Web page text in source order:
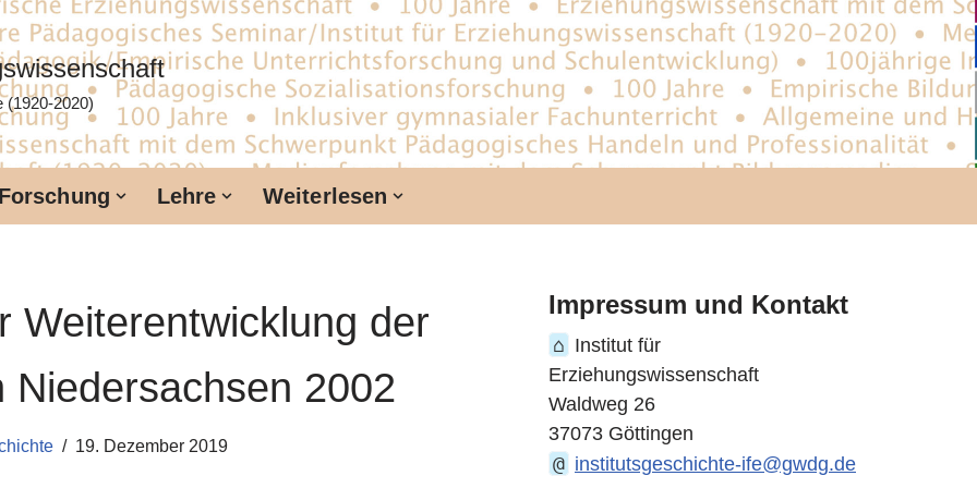
(1920-2020)
Forschung Lehre Weiterlesen
Weiterentwicklung der
Niedersachsen 2002
19. Dezember 2019
Impressum und Kontakt
⌂ Institut für
Erziehungswissenschaft
Waldweg 26
37073 Göttingen
@ institutsgeschichte-ife@gwdg.de